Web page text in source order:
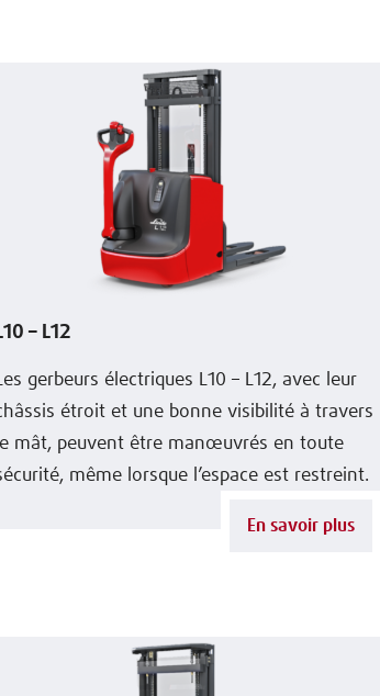
– L12
gerbeurs électriques L10 – L12, avec leur
étroit et une bonne visibilité à travers
le mât, peuvent être manœuvrés en toute
même lorsque l’espace est restreint.
En savoir plus